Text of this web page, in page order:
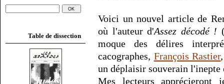
Table de dissection
Voici un nouvel article de
où l'auteur d'Assez décodé !
moque des délires
cacographes, François Rastier
un déplaisir souverain
Mes lecteurs apprécieront